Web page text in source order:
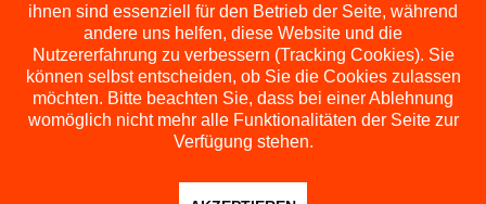
ihnen sind essenziell für den Betrieb der Seite, während
andere uns helfen, diese Website und die
Nutzererfahrung zu verbessern (Tracking Cookies). Sie
können selbst entscheiden, ob Sie die Cookies zulassen
möchten. Bitte beachten Sie, dass bei einer Ablehnung
womöglich nicht mehr alle Funktionalitäten der Seite zur
Verfügung stehen.